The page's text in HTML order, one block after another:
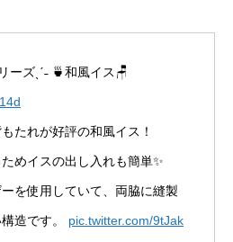
ーズˎˊ˗ 🍵和風イス🪑
たれが好評の和風イス！
めイスの出し入れも簡単✨
を使用していて、両脇に縫製
造です。 pic.twitter.com/9tJak